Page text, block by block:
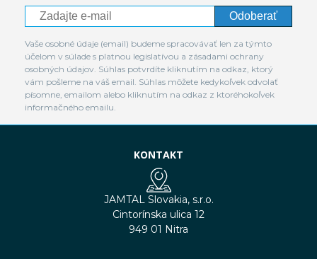
Odoberať
Vaše osobné údaje (email) budeme spracovávať len za týmto
účelom v súlade s platnou legislatívou a zásadami ochrany
osobných údajov. Súhlas potvrdíte kliknutím na odkaz, ktorý
vám pošleme na váš email. Súhlas môžete kedykoľvek odvolať
písomne, emailom alebo kliknutím na odkaz z ktoréhokoľvek
informačného emailu.
KONTAKT
JAMTAL Slovakia, s.r.o.
Cintorínska ulica 12
949 01 Nitra